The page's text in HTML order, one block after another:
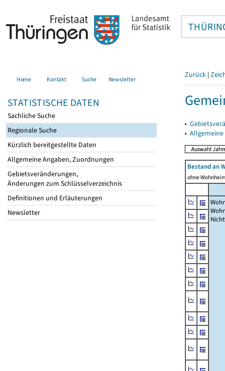
Home Kontakt Suche Newsletter
STATISTISCHE DATEN
Sachliche Suche
Regionale Suche
Kürzlich bereitgestellte Daten
Allgemeine Angaben, Zuordnungen
Gebietsveränderungen,
Änderungen zum Schlüsselverzeichnis
Definitionen und Erläuterungen
Newsletter
Zurück |
▸
▸
Bestand an
ohne